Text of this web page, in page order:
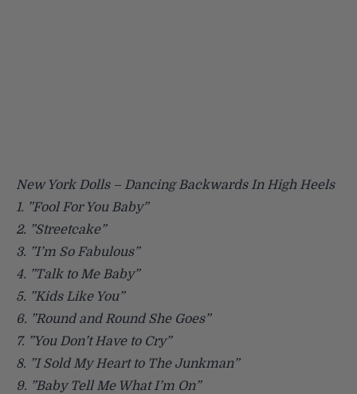
New York Dolls – Dancing Backwards In High Heels
1. ”Fool For You Baby”
2. ”Streetcake”
3. ”I’m So Fabulous”
4. ”Talk to Me Baby”
5. ”Kids Like You”
6. ”Round and Round She Goes”
7. ”You Don’t Have to Cry”
8. ”I Sold My Heart to The Junkman”
9. ”Baby Tell Me What I’m On”